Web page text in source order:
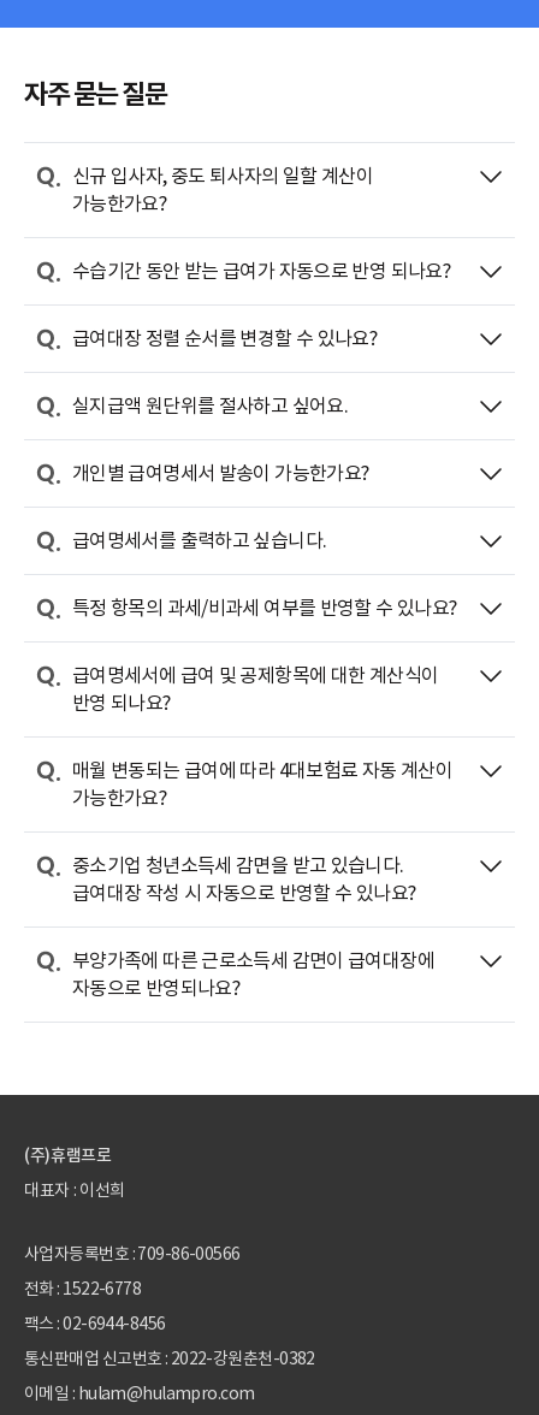
자주 묻는 질문
신규 입사자, 중도 퇴사자의 일할 계산이
가능한가요?
수습기간 동안 받는 급여가 자동으로 반영 되나요?
급여대장 정렬 순서를 변경할 수 있나요?
실지급액 원단위를 절사하고 싶어요.
개인별 급여명세서 발송이 가능한가요?
급여명세서를 출력하고 싶습니다.
특정 항목의 과세/비과세 여부를 반영할 수 있나요?
급여명세서에 급여 및 공제항목에 대한 계산식이
반영 되나요?
매월 변동되는 급여에 따라 4대보험료 자동 계산이
가능한가요?
중소기업 청년소득세 감면을 받고 있습니다.
급여대장 작성 시 자동으로 반영할 수 있나요?
부양가족에 따른 근로소득세 감면이 급여대장에
자동으로 반영되나요?
(주)휴램프로
대표자 : 이선희
사업자등록번호 : 709-86-00566
전화 : 1522-6778
팩스 : 02-6944-8456
통신판매업 신고번호 : 2022-강원춘천-0382
이메일 : hulam@hulampro.com